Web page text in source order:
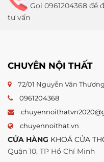
Gọi 0961204368 để
tư vấn
CHUYÊN NỘI THẤT
72/01 Nguyễn Văn
0961204368
chuyennoithat.vn
CỬA HÀNG KHOÁ CỬA
Quận 10, TP Hồ Chí Minh